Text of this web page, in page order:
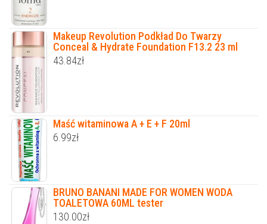
Makeup Revolution Podkład Do Twarzy
Conceal & Hydrate Foundation F13.2 23 ml
43.84zł
Maść witaminowa A + E + F 20ml
6.99zł
BRUNO BANANI MADE FOR WOMEN WODA
TOALETOWA 60ML tester
130.00zł